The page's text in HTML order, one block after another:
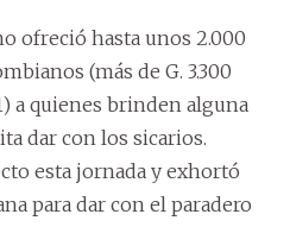
ofreció hasta unos 2.000
(más de G. 3.300
a quienes brinden alguna
dar con los sicarios.
esta jornada y exhortó
para dar con el paradero